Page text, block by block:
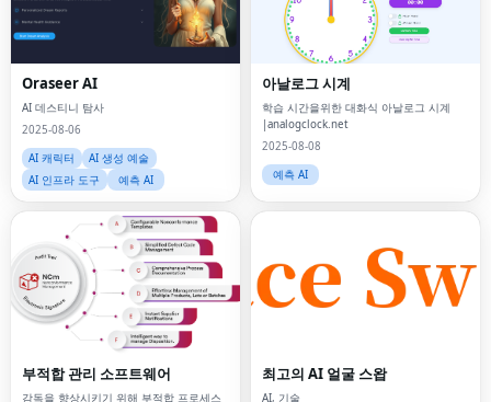
Oraseer AI
AI 데스티니 탐사
2025-08-06
AI 캐릭터
AI 생성 예술
AI 인프라 도구
예측 AI
아날로그 시계
학습 시간을위한 대화식 아날로그 시계
|analogclock.net
2025-08-08
예측 AI
부적합 관리 소프트웨어
감독을 향상시키기 위해 부적합 프로세스
최고의 AI 얼굴 스왑
AI, 기술